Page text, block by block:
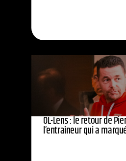
OL-Lens : le retour de
l’entraîneur qui a